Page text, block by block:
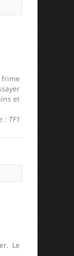
et
: TF1
Le